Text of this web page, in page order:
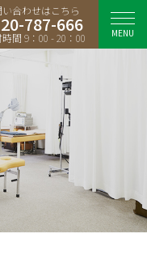
い合わせはこちら
787-666
間 9：00 - 20：00 MENU